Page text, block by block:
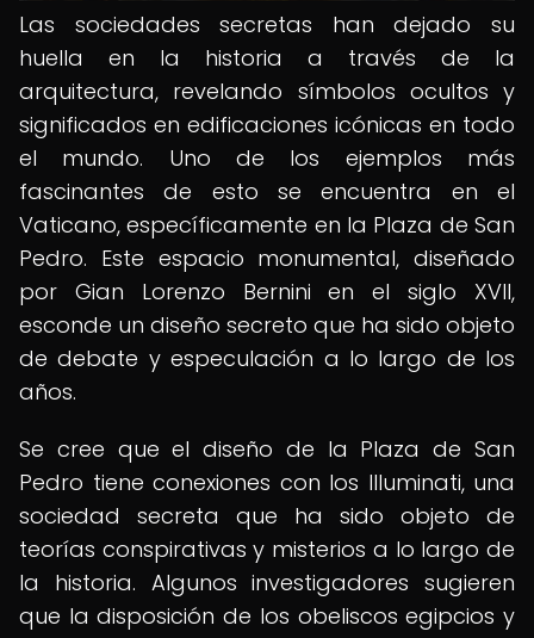
Las sociedades secretas han dejado su
huella en la historia a través de la
arquitectura, revelando símbolos ocultos y
significados en edificaciones icónicas en todo
el mundo. Uno de los ejemplos más
fascinantes de esto se encuentra en el
Vaticano, específicamente en la Plaza de San
Pedro. Este espacio monumental, diseñado
por Gian Lorenzo Bernini en el siglo XVII,
esconde un diseño secreto que ha sido objeto
de debate y especulación a lo largo de los
años.
Se cree que el diseño de la Plaza de San
Pedro tiene conexiones con los Illuminati, una
sociedad secreta que ha sido objeto de
teorías conspirativas y misterios a lo largo de
la historia. Algunos investigadores sugieren
que la disposición de los obeliscos egipcios y